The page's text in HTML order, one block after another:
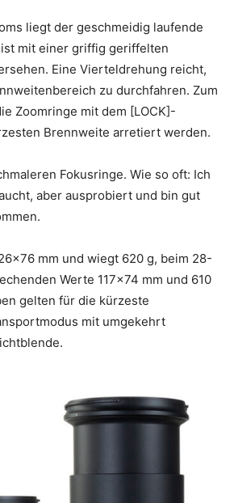
liegt der geschmeidig laufende
mit einer griffig geriffelten
Eine Vierteldrehung reicht,
zu durchfahren. Zum
Zoomringe mit dem [LOCK]-
Brennweite arretiert werden.
Fokusringe. Wie so oft: Ich
aber ausprobiert und bin gut
mm und wiegt 620 g, beim 28-
Werte 117×74 mm und 610
gelten für die kürzeste
mit umgekehrt